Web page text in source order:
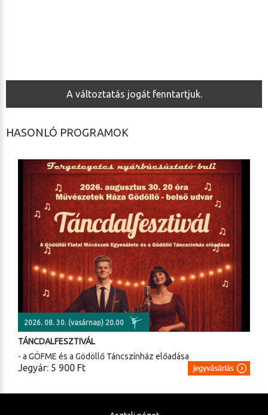
A változtatás jogát fenntartjuk.
HASONLÓ PROGRAMOK
2026. 08. 30. (vasárnap) 20.00
TÁNCDALFESZTIVÁL
- a GÖFME és a Gödöllő Táncszínház előadása
Jegyár: 5 900 Ft